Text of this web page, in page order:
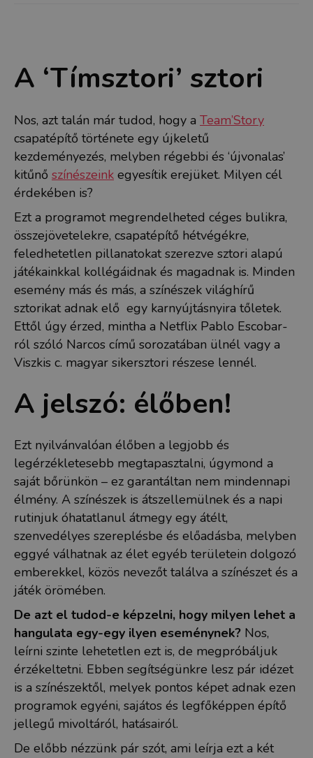
A ‘Tímsztori’ sztori
Nos, azt talán már tudod, hogy a Team’Story
csapatépítő története egy újkeletű
kezdeményezés, melyben régebbi és ‘újvonalas’
kitűnő színészeink egyesítik erejüket. Milyen cél
érdekében is?
Ezt a programot megrendelheted céges bulikra,
összejövetelekre, csapatépítő hétvégékre,
feledhetetlen pillanatokat szerezve sztori alapú
játékainkkal kollégáidnak és magadnak is. Minden
esemény más és más, a színészek világhírű
sztorikat adnak elő egy karnyújtásnyira tőletek.
Ettől úgy érzed, mintha a Netflix Pablo Escobar-
ról szóló Narcos című sorozatában ülnél vagy a
Viszkis c. magyar sikersztori részese lennél.
A jelszó: élőben!
Ezt nyilvánvalóan élőben a legjobb és
legérzékletesebb megtapasztalni, úgymond a
saját bőrünkön – ez garantáltan nem mindennapi
élmény. A színészek is átszellemülnek és a napi
rutinjuk óhatatlanul átmegy egy átélt,
szenvedélyes szereplésbe és előadásba, melyben
eggyé válhatnak az élet egyéb területein dolgozó
emberekkel, közös nevezőt találva a színészet és a
játék örömében.
De azt el tudod-e képzelni, hogy milyen lehet a
hangulata egy-egy ilyen eseménynek? Nos,
leírni szinte lehetetlen ezt is, de megpróbáljuk
érzékeltetni. Ebben segítségünkre lesz pár idézet
is a színészektől, melyek pontos képet adnak ezen
programok egyéni, sajátos és legfőképpen építő
jellegű mivoltáról, hatásairól.
De előbb nézzünk pár szót, ami leírja ezt a két